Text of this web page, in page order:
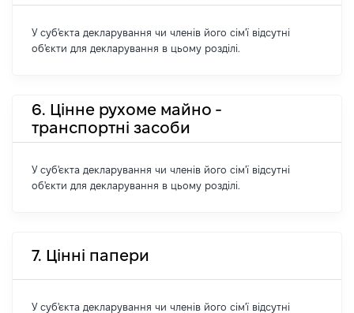
У суб'єкта декларування чи членів його сім'ї відсутні
об'єкти для декларування в цьому розділі.
6. Цінне рухоме майно -
транспортні засоби
У суб'єкта декларування чи членів його сім'ї відсутні
об'єкти для декларування в цьому розділі.
7. Цінні папери
У суб'єкта декларування чи членів його сім'ї відсутні